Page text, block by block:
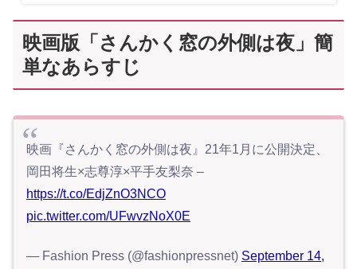
映画版「さんかく窓の外側は夜」簡
単なあらすじ
映画『さんかく窓の外側は夜』21年1月に公開決定、
岡田将生×志尊淳×平手友梨奈 –
https://t.co/EdjZnO3NCO
pic.twitter.com/UFwvzNoX0E
— Fashion Press (@fashionpressnet) September 14,